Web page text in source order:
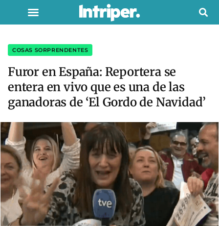
COSAS SORPRENDENTES
Furor en España: Reportera se
entera en vivo que es una de las
ganadoras de ‘El Gordo de Navidad’